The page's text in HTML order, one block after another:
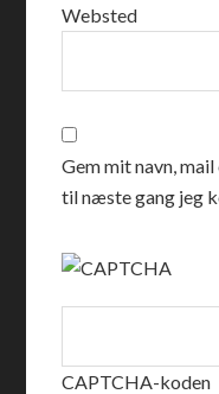
Websted
Gem mit navn,
til næste gang jeg
CAPTCHA-koden